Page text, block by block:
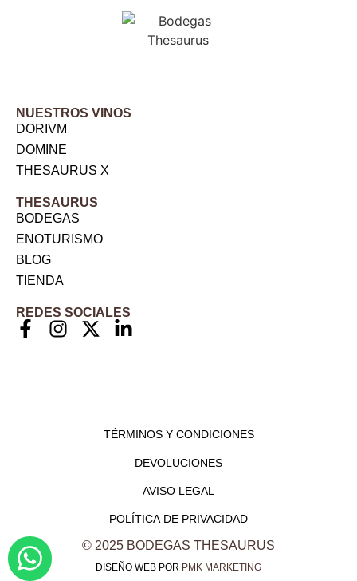
NUESTROS VINOS
DORIVM
DOMINE
THESAURUS X
THESAURUS
BODEGAS
ENOTURISMO
BLOG
TIENDA
REDES SOCIALES
TÉRMINOS Y CONDICIONES
DEVOLUCIONES
AVISO LEGAL
POLÍTICA DE PRIVACIDAD
© 2025 BODEGAS THESAURUS
DISEÑO WEB POR PMK MARKETING